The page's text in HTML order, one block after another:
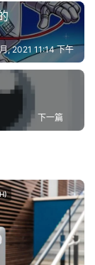
, 2021 11:14 下午
下一篇